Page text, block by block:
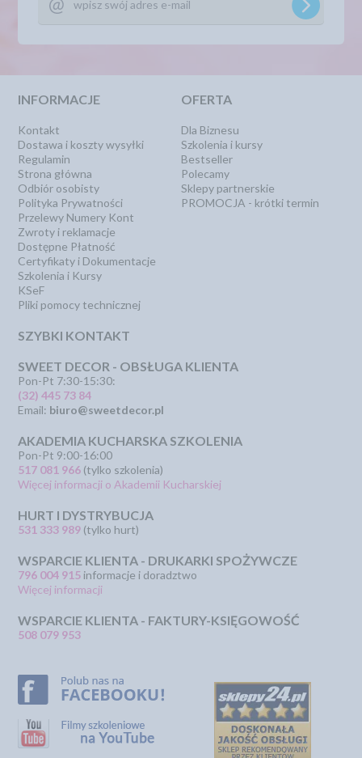
INFORMACJE
Kontakt
Dostawa i koszty wysyłki
Regulamin
Strona główna
Odbiór osobisty
Polityka Prywatności
Przelewy Numery Kont
Zwroty i reklamacje
Dostępne Płatność
Certyfikaty i Dokumentacje
Szkolenia i Kursy
KSeF
Pliki pomocy technicznej
OFERTA
Dla Biznesu
Szkolenia i kursy
Bestseller
Polecamy
Sklepy partnerskie
PROMOCJA - krótki termin
SZYBKI KONTAKT
SWEET DECOR - OBSŁUGA KLIENTA
Pon-Pt 7:30-15:30:
(32) 445 73 84
Email: biuro@sweetdecor.pl
AKADEMIA KUCHARSKA SZKOLENIA
Pon-Pt 9:00-16:00
517 081 966 (tylko szkolenia)
Więcej informacji o Akademii Kucharskiej
HURT I DYSTRYBUCJA
531 333 989 (tylko hurt)
WSPARCIE KLIENTA - DRUKARKI SPOŻYWCZE
796 004 915 informacje i doradztwo
Więcej informacji
WSPARCIE KLIENTA - FAKTURY-KSIĘGOWOŚĆ
508 079 953